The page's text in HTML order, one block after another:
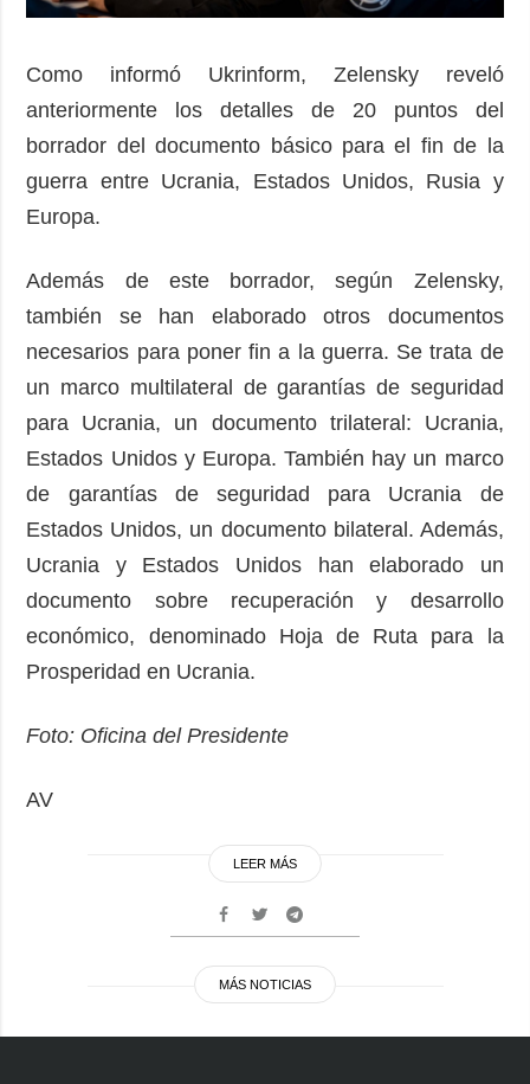
Como informó Ukrinform, Zelensky reveló
anteriormente los detalles de 20 puntos del
borrador del documento básico para el fin de la
guerra entre Ucrania, Estados Unidos, Rusia y
Europa.
Además de este borrador, según Zelensky,
también se han elaborado otros documentos
necesarios para poner fin a la guerra. Se trata de
un marco multilateral de garantías de seguridad
para Ucrania, un documento trilateral: Ucrania,
Estados Unidos y Europa. También hay un marco
de garantías de seguridad para Ucrania de
Estados Unidos, un documento bilateral. Además,
Ucrania y Estados Unidos han elaborado un
documento sobre recuperación y desarrollo
económico, denominado Hoja de Ruta para la
Prosperidad en Ucrania.
Foto: Oficina del Presidente
AV
LEER MÁS
MÁS NOTICIAS